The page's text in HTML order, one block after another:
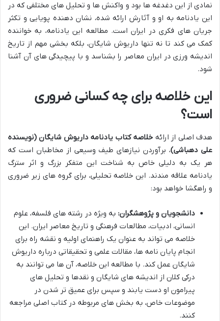
نمادی از این دغدغه ها بود و واکنش ها و تحلیل های مختلفی که در
این یادنامه به او و آثارش ارائه شده، نشان دهنده پویایی و تکثر
جریان های فکری در ایران است. مطالعه این یادنامه، به خواننده
کمک می کند تا نه تنها داریوش شایگان، بلکه بخشی مهم از تاریخ
اندیشه ورزی در ایران معاصر را بشناسد و با پیچیدگی های آن آشنا
شود.
این خلاصه برای چه کسانی ضروری
است؟
هدف اصلی از ارائه خلاصه کتاب یادنامه داریوش شایگان (نویسنده
علی دهباشی)، برآوردن نیازهای طیف وسیعی از مخاطبان است که
هر یک به دلیلی خاص به شناخت این متفکر بزرگ و اثر سترگ
یادنامه علاقه مندند. این خلاصه تحلیلی، برای گروه های زیر ضروری
و راهگشا خواهد بود:
دانشجویان و پژوهشگران: به ویژه در رشته های فلسفه، علوم
انسانی، ادبیات، مطالعات فرهنگی و تاریخ معاصر ایران. این
خلاصه می تواند به عنوان یک راهنمای اولیه و نقشه راه برای
انجام پایان نامه ها، مقالات علمی و تحقیقاتی درباره داریوش
شایگان عمل کند. با مطالعه این خلاصه، آن ها می توانند به
درکی کلان از اندیشه های شایگان و نقدها و تحلیل های
پیرامون او دست یابند و سپس برای عمیق تر شدن در
موضوعات خاص، به بخش های مربوطه در کتاب اصلی مراجعه
کنند.